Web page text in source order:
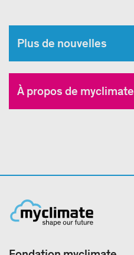
Plus de nouvelles
À propos de myclimate